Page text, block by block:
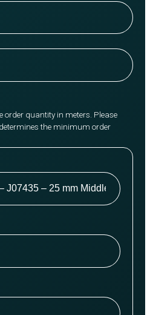
order quantity in meters. Please
the minimum order